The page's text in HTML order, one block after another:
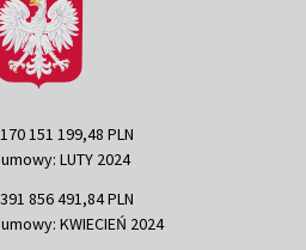
151 199,48 PLN
LUTY 2024
856 491,84 PLN
KWIECIEŃ 2024